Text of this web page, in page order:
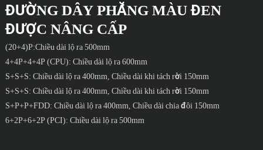
ĐƯỜNG DÂY PHẲNG MÀU ĐEN
ĐƯỢC NÂNG CẤP
(20+4)P:Chiều dài lộ ra 500mm
4+4P+4+4P (CPU): Chiều dài lộ ra 600mm
S+S+S: Chiều dài lộ ra 400mm, Chiều dài khi tách rời 150mm
S+S+S: Chiều dài lộ ra 400mm, Chiều dài khi tách rời 150mm
S+P+P+FDD: Chiều dài lộ ra 400mm, Chiều dài chia đôi 150mm
6+2P+6+2P (PCI): Chiều dài lộ ra 500mm